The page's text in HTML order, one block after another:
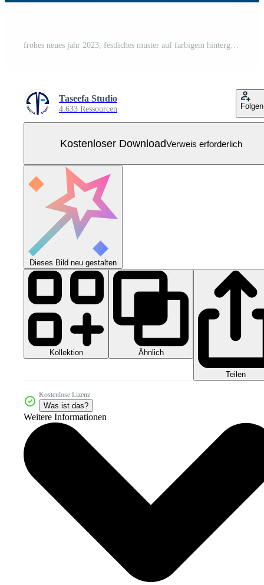
frohes neues jahr 2023, festliches muster auf farbigem hintergrund Kostenloser Vektor
Taseefa Studio
4.633 Ressourcen Folgen
Kostenloser DownloadVerweis erforderlich
Dieses Bild neu gestalten
Kollektion Ähnlich
Teilen
Kostenlose Lizenz
Was ist das?
Weitere Informationen